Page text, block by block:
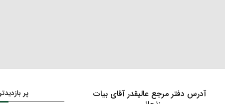
آدرس دفتر مرجع عالیقدر آقای بیات
پر